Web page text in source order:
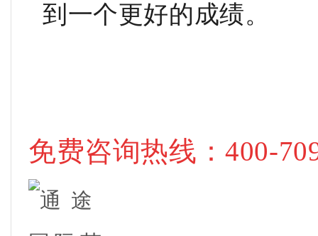
到一个更好的成绩。
免费咨询热线：400-